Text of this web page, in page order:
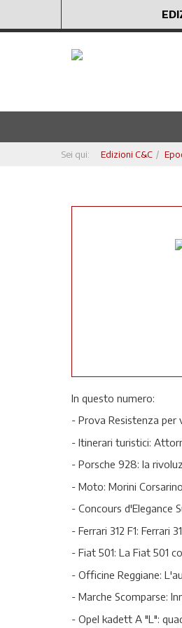
Sei qui: Edizioni C&C
In questo numero:
- Prova Resistenza
- Itinerari turistici:
- Porsche 928: la
- Moto: Morini
- Concours d'Elegance
- Ferrari 312 F1: Ferrari
- Fiat 501: La Fiat 501
- Officine Reggiane:
- Marche Scomparse:
- Opel kadett A "L":